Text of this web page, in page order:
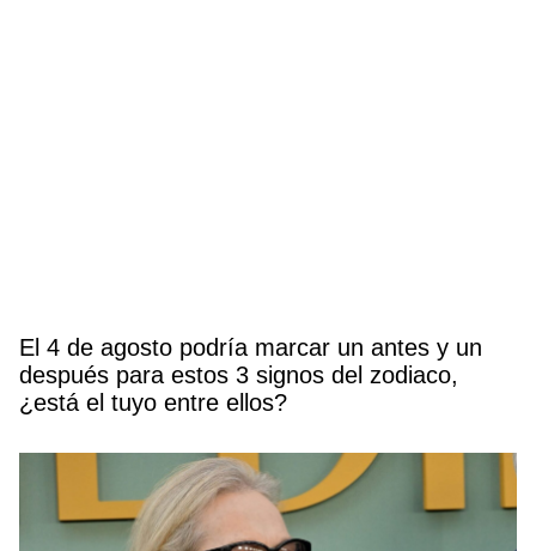
El 4 de agosto podría marcar un antes y un
después para estos 3 signos del zodiaco,
¿está el tuyo entre ellos?